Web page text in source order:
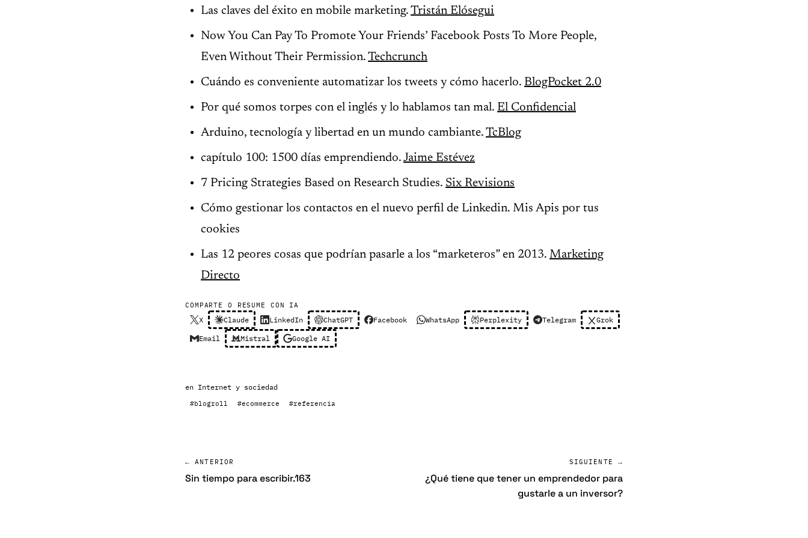
Las claves del éxito en mobile marketing. Tristán Elósegui
Now You Can Pay To Promote Your Friends’ Facebook Posts To More People,
Even Without Their Permission. Techcrunch
Cuándo es conveniente automatizar los tweets y cómo hacerlo. BlogPocket 2.0
Por qué somos torpes con el inglés y lo hablamos tan mal. El Confidencial
Arduino, tecnología y libertad en un mundo cambiante. TcBlog
capítulo 100: 1500 días emprendiendo. Jaime Estévez
7 Pricing Strategies Based on Research Studies. Six Revisions
Cómo gestionar los contactos en el nuevo perfil de Linkedin. Mis Apis por tus
cookies
Las 12 peores cosas que podrían pasarle a los “marketeros” en 2013. Marketing
Directo
COMPARTE O RESUME CON IA
X Claude LinkedIn ChatGPT Facebook WhatsApp Perplexity Telegram Grok
Email Mistral Google AI
en Internet y sociedad
#blogroll #ecommerce #referencia
← ANTERIOR
Sin tiempo para escribir.163
SIGUIENTE →
¿Qué tiene que tener un emprendedor para
gustarle a un inversor?